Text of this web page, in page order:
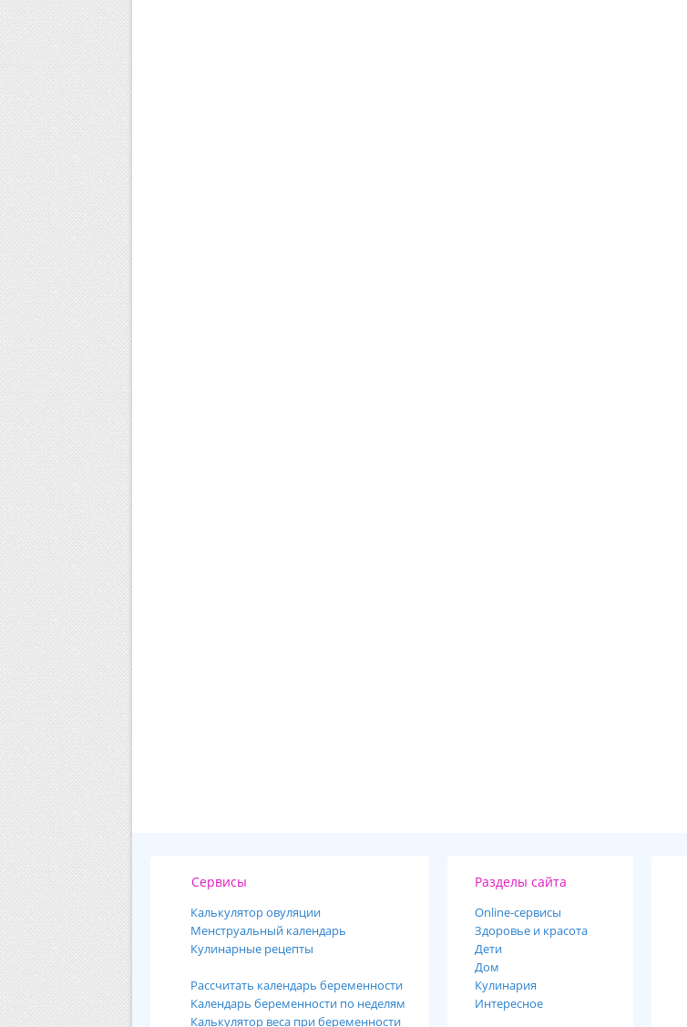
Сервисы
Калькулятор овуляции
Менструальный календарь
Кулинарные рецепты
Рассчитать календарь беременности
Календарь беременности по неделям
Калькулятор веса при беременности
Разделы сайта
Online-cервисы
Здоровье и красота
Дети
Дом
Кулинария
Интересное